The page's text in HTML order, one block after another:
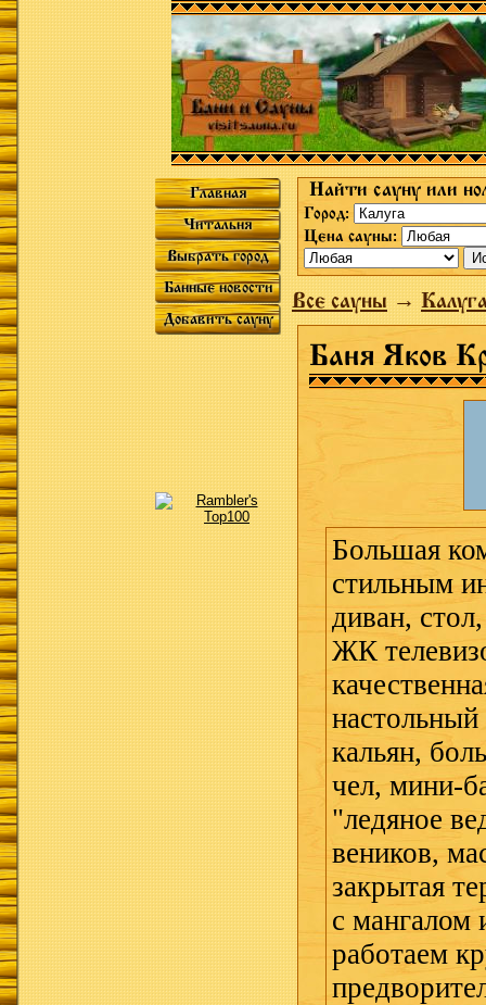
Главная
Читальня
Выбрать город
Банные новости
Добавить сауну
Найти сауну или
Город:
Цена сауны:
Все сауны→
Баня Яков
Большая
стильным
диван,
ЖК
кальян,
чел, мини-
"ледяное
веников,
закрытая
с
работаем